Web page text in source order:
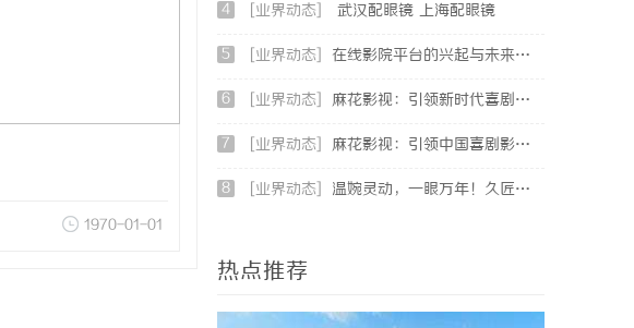
1970-01-01
4 [业界动态] 武汉配眼镜 上海配眼镜
5 [业界动态] 在线影院平台的兴起与未来发展趋势深度解析
6 [业界动态] 麻花影视：引领新时代喜剧影视创作的先锋力量
7 [业界动态] 麻花影视：引领中国喜剧影视的新潮流与文化创新
8 [业界动态] 温婉灵动，一眼万年！久匠量身定制的眉眼唇，才是你整张脸的点睛之笔！淡颜系女生的气质加分项
热点推荐